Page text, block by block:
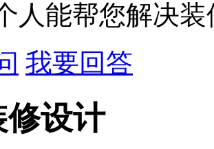
人能帮您解决装
我要回答
设计